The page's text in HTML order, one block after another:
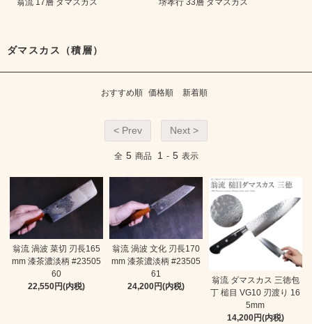
翁流 17層 ダマスカス 堺孝行 33層 ダマスカス
ダマスカス（積層）
おすすめ順 価格順 新着順
< Prev Next >
全 5 商品 1 - 5 表示
翁流 渦波 菜切 刃長165
mm 漆茶濃淡柄 #23505
60
22,550円(内税)
翁流 渦波 文化 刃長170
mm 漆茶濃淡柄 #23505
61
24,200円(内税)
翁流 ダマスカス 三徳包
丁 槌目 VG10 刃渡り 16
5mm
14,200円(内税)